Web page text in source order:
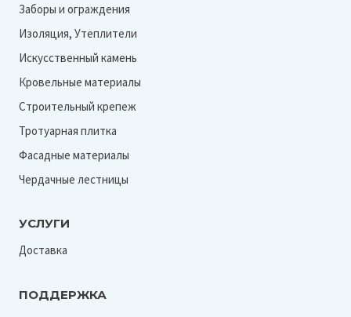
Заборы и ограждения
Изоляция, Утеплители
Искусственный камень
Кровельные материалы
Строительный крепеж
Тротуарная плитка
Фасадные материалы
Чердачные лестницы
УСЛУГИ
Доставка
ПОДДЕРЖКА